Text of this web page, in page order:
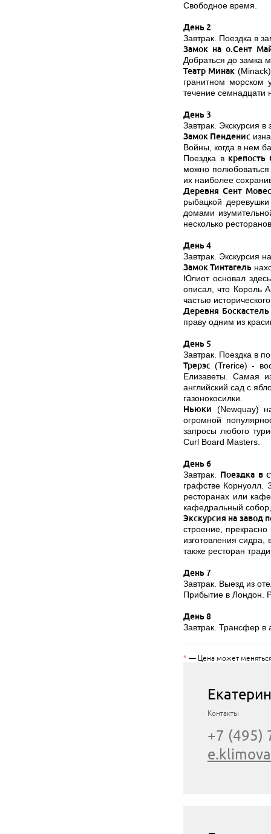
Свободное время.
День 2
Завтрак. Поездка в
Замок на о.Сент
Добраться до замка
Театр Минак
гранитном морском
течение семнадцати
День 3
Завтрак. Экскурсия
Замок Пенденис
Войны, когда в нем
Поездка в крепость
можно полюбоваться
их наиболее
Деревня Сент Мовес
рыбацкой
домами
несколько
День 4
Завтрак. Экскурсия
Замок Тинтагель
Юлиот основал
описал, что Король
частью
Деревня
праву одним из
День 5
Завтрак. Поездка в
Трерэс (Trerice) -
Елизаветы. Самая
английский сад с
газонокосилки.
Ньюки (Newquay)
огромной
запросы любого
Curl Board Masters.
День 6
Завтрак. Поездка в
графстве Корнуолл.
ресторанах или
кафедральный
Экскурсия на завод
строение,
изготовления
также ресторан
День 7
Завтрак. Выезд из
Прибытие в Лондон.
День 8
Завтрак. Трансфер в
* — Цена может
Контакты
+7 (495)